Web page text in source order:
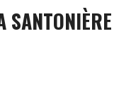
SANTONIÈRE